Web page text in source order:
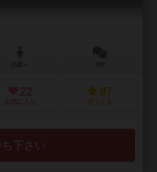
22
お気に入り
97
持ってる
下さい